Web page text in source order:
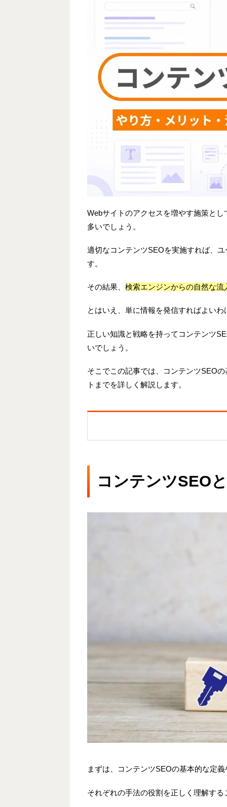
Webサイトのアクセスを増やす施策と
多いでしょう。
適切なコンテンツSEOを実施すれば、
す。
その結果、 検索エンジンからの自然な
とはいえ、単に情報を発信すればよい
正しい知識と戦略を持ってコンテンツ
いでしょう。
そこでこの記事では、コンテンツSEO
トまでを詳しく解説します。
コンテンツSEO
まずは、コンテンツSEOの基本的な定
それぞれの手法の役割を正しく理解す